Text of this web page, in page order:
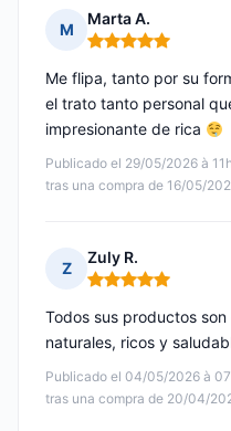
M
Marta A.
Nota: 5 de 5
Publicado el 29/05/2026 à
tras una compra de 16/05/
Me flipa, tanto por su
el trato tanto personal
impresionante de rica
Z
Zuly R.
Nota: 5 de 5
Publicado el 04/05/2026 à
tras una compra de 20/04/
Todos sus productos
naturales, ricos y